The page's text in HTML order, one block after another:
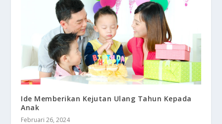
Ide Memberikan Kejutan Ulang Tahun Kepada
Anak
Februari 26, 2024